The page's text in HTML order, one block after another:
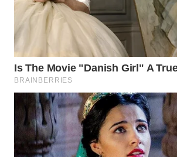
LIKUPANG
LABUANBAJO
WN
BORNEO
Wahana
Media
Group